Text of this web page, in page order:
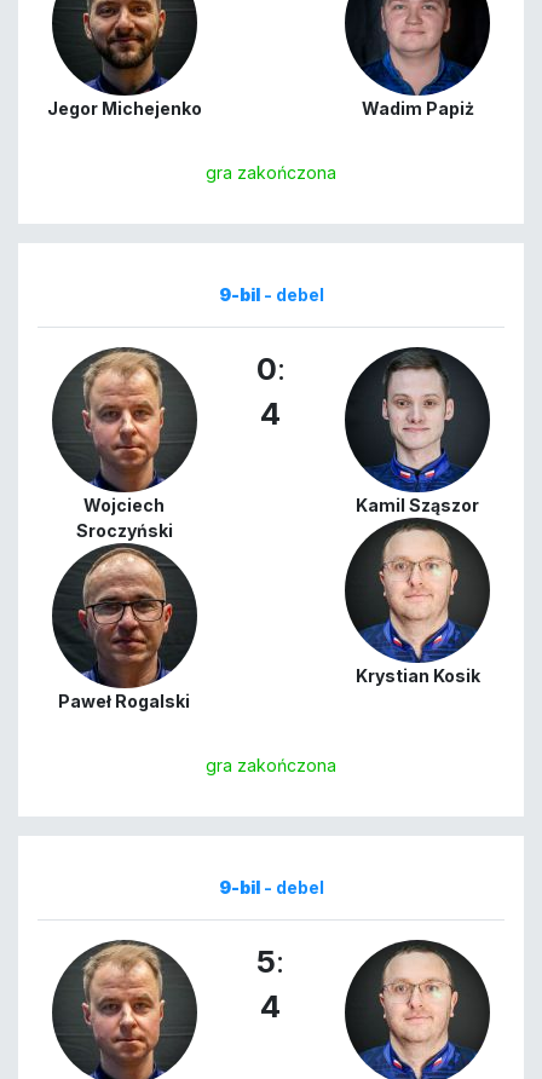
Jegor Michejenko Wadim Papiż
gra zakończona
9-bil- debel
Wojciech
Sroczyński
Paweł Rogalski
0:
4
Kamil Sząszor
Krystian Kosik
gra zakończona
9-bil- debel
5:
4